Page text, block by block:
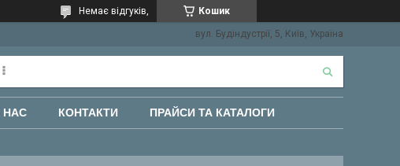
Кошик
Немає відгуків,
вул. Будіндустрії, 5, Київ, Україна
НАС КОНТАКТИ ПРАЙСИ ТА КАТАЛОГИ